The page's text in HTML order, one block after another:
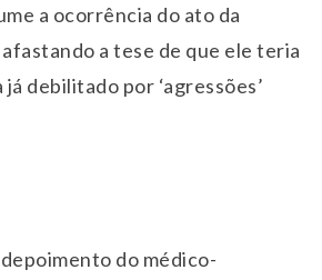
a ocorrência do ato da
a tese de que ele teria
debilitado por ‘agressões’
do médico-